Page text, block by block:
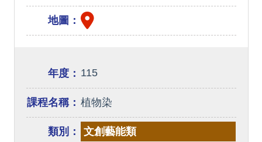
地圖：
年度： 115
課程名稱： 植物染
類別： 文創藝能類